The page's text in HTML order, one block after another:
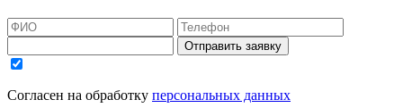
Отправить заявку
Согласен на обработку персональных данных